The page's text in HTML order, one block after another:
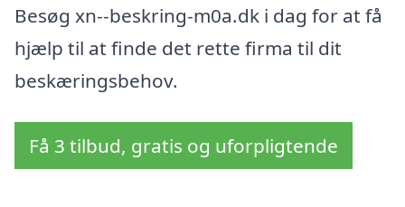
Besøg xn--beskring-m0a.dk i dag for at få
hjælp til at finde det rette firma til dit
beskæringsbehov.
Få 3 tilbud, gratis og uforpligtende